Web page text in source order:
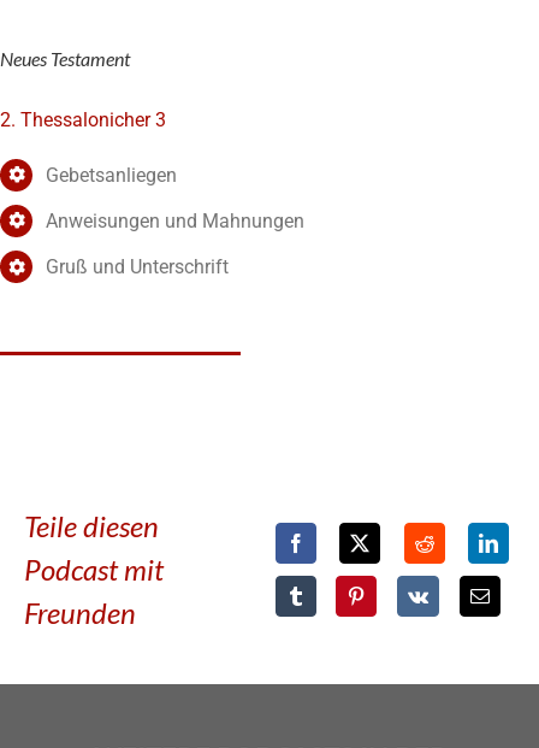
Neues Testament
2. Thessalonicher 3
Gebetsanliegen
Anweisungen und Mahnungen
Gruß und Unterschrift
Teile diesen
Podcast mit
Freunden